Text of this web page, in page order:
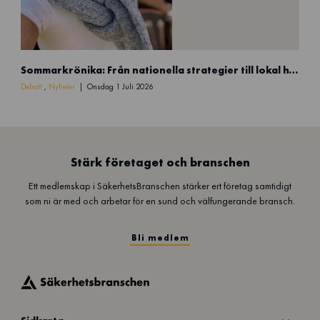
)
o
m
Sommarkrönika: Från nationella strategier till lokal handlingskraft
Debatt , Nyheter Onsdag 1 Juli 2026
Stärk företaget och branschen
Ett medlemskap i SäkerhetsBranschen stärker ert företag samtidigt
som ni är med och arbetar för en sund och välfungerande bransch.
Bli medlem